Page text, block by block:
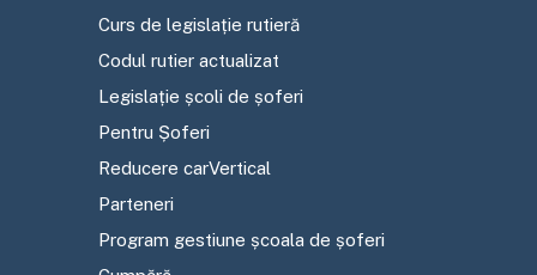
Curs de legislație rutieră
Codul rutier actualizat
Legislație școli de șoferi
Pentru Șoferi
Reducere carVertical
Parteneri
Program gestiune școala de șoferi